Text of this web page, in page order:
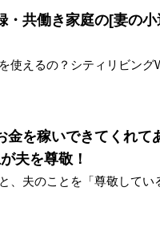
・共働き家庭の[妻の
使えるの？シティリビング
金を稼いできてくれて
夫を尊敬！
、夫のことを「尊敬してい